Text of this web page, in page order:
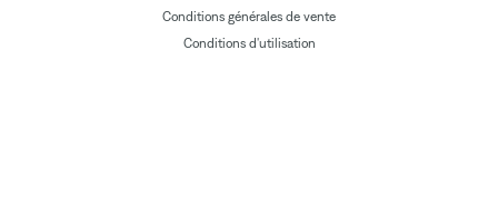
Conditions générales de vente
Conditions d'utilisation